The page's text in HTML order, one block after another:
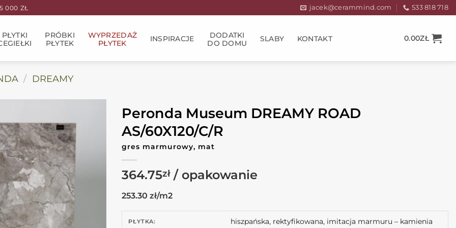
000 ZŁ jacek@cerammind.com 533 818 718
PŁYTKI
PRÓBKI
PŁYTEK
WYPRZEDAŻ
PŁYTEK
INSPIRACJE
DODATKI
DO DOMU
SLABY KONTAKT 0.00ZŁ
/ DREAMY
Peronda Museum DREAMY ROAD
AS/60X120/C/R
gres marmurowy, mat
364.75zł
253.30 zł/m2
PŁYTKA: hiszpańska, rektyfikowana, imitacja marmuru – kamienia